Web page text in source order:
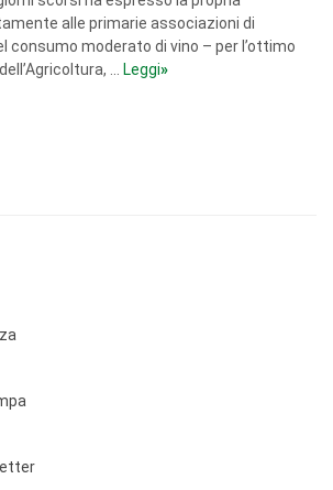
alle primarie associazioni di
consumo moderato di vino – per l’ottimo
...
Leggi»